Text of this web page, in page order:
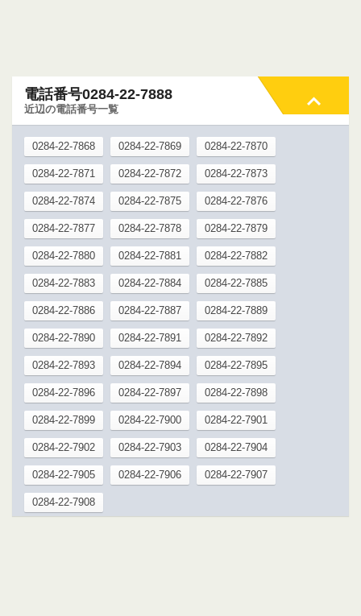
電話番号0284-22-7888
近辺の電話番号一覧
0284-22-7868 0284-22-7869 0284-22-7870
0284-22-7871 0284-22-7872 0284-22-7873
0284-22-7874 0284-22-7875 0284-22-7876
0284-22-7877 0284-22-7878 0284-22-7879
0284-22-7880 0284-22-7881 0284-22-7882
0284-22-7883 0284-22-7884 0284-22-7885
0284-22-7886 0284-22-7887 0284-22-7889
0284-22-7890 0284-22-7891 0284-22-7892
0284-22-7893 0284-22-7894 0284-22-7895
0284-22-7896 0284-22-7897 0284-22-7898
0284-22-7899 0284-22-7900 0284-22-7901
0284-22-7902 0284-22-7903 0284-22-7904
0284-22-7905 0284-22-7906 0284-22-7907
0284-22-7908